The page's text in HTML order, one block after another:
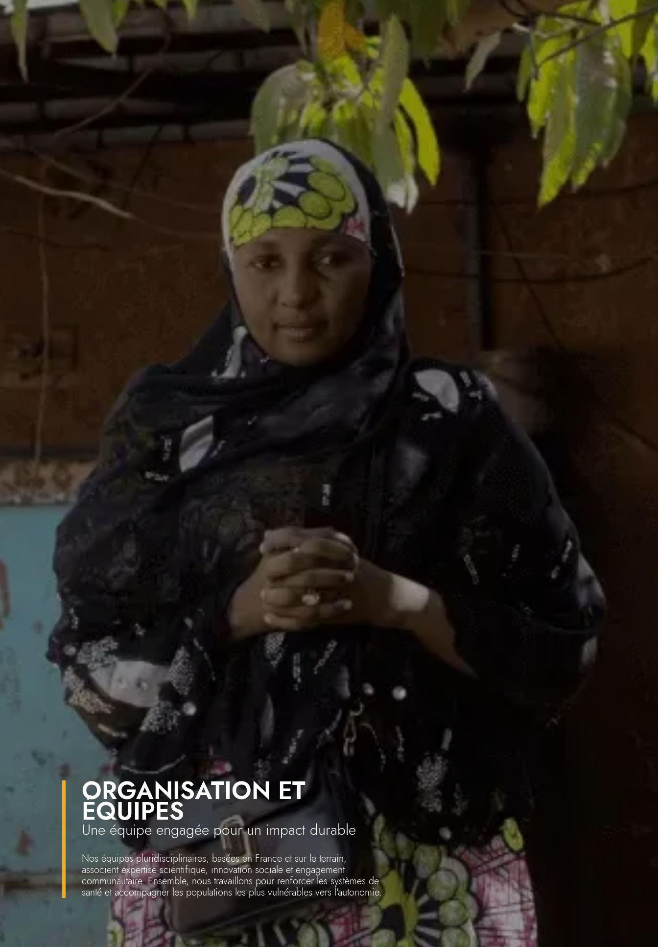
ORGANISATION ET
ÉQUIPES
Une équipe engagée pour un impact durable
Nos équipes pluridisciplinaires, basées en France et sur le terrain,
associent expertise scientifique, innovation sociale et engagement
communautaire. Ensemble, nous travaillons pour renforcer les systèmes de
santé et accompagner les populations les plus vulnérables vers l'autonomie.